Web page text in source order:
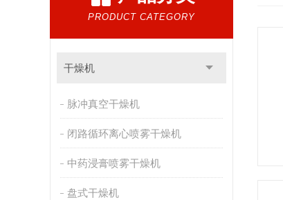
PRODUCT CATEGORY
干燥机
脉冲真空干燥机
闭路循环离心喷雾干燥机
中药浸膏喷雾干燥机
盘式干燥机